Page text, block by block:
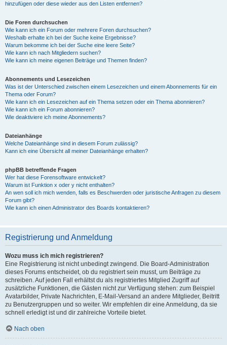
hinzufügen oder diese wieder aus den Listen entfernen?
Die Foren durchsuchen
Wie kann ich ein Forum oder mehrere Foren durchsuchen?
Weshalb erhalte ich bei der Suche keine Ergebnisse?
Warum bekomme ich bei der Suche eine leere Seite?
Wie kann ich nach Mitgliedern suchen?
Wie kann ich meine eigenen Beiträge und Themen finden?
Abonnements und Lesezeichen
Was ist der Unterschied zwischen einem Lesezeichen und einem Abonnements für ein
Thema oder Forum?
Wie kann ich ein Lesezeichen auf ein Thema setzen oder ein Thema abonnieren?
Wie kann ich ein Forum abonnieren?
Wie deaktiviere ich meine Abonnements?
Dateianhänge
Welche Dateianhänge sind in diesem Forum zulässig?
Kann ich eine Übersicht all meiner Dateianhänge erhalten?
phpBB betreffende Fragen
Wer hat diese Forensoftware entwickelt?
Warum ist Funktion x oder y nicht enthalten?
An wen soll ich mich wenden, falls es Beschwerden oder juristische Anfragen zu diesem
Forum gibt?
Wie kann ich einen Administrator des Boards kontaktieren?
Registrierung und Anmeldung
Wozu muss ich mich registrieren?
Eine Registrierung ist nicht unbedingt zwingend. Die Board-Administration
dieses Forums entscheidet, ob du registriert sein musst, um Beiträge zu
schreiben. Auf jeden Fall erhältst du als registriertes Mitglied Zugriff auf
zusätzliche Funktionen, die Gästen nicht zur Verfügung stehen: zum Beispiel
Avatarbilder, Private Nachrichten, E-Mail-Versand an andere Mitglieder, Beitritt
zu Benutzergruppen und so weiter. Wir empfehlen dir eine Anmeldung, da sie
schnell erledigt ist und dir zahlreiche Vorteile bietet.
Nach oben